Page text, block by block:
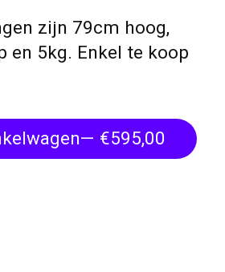
zijn 79cm hoog,
en 5kg. Enkel te koop
— €595,00